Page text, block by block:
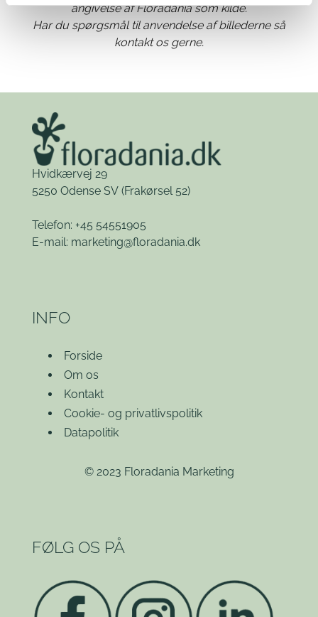
angivelse af Floradania som kilde.
Har du spørgsmål til anvendelse af billederne så
kontakt os gerne.
Hvidkærvej 29
5250 Odense SV (Frakørsel 52)
Telefon: +45 54551905
E-mail: marketing@floradania.dk
INFO
Forside
Om os
Kontakt
Cookie- og privatlivspolitik
Datapolitik
© 2023 Floradania Marketing
FØLG OS PÅ